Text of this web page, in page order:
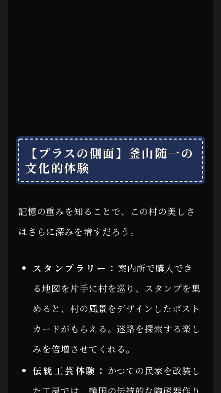
【プラスの側面】釜山随一の
文化的体験
記憶の重みを知ることで、この村の美しさ
はさらに深みを増すだろう。
スタンプラリー：案内所で購入でき
る地図を片手に村を巡り、スタンプを集
めると、村の風景をデザインしたポスト
カードがもらえる。迷路を探索する楽し
みを倍増させてくれる。
伝統工芸体験： かつての民家を改装し